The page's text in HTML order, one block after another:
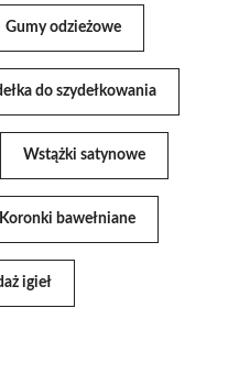
Gumy odzieżowe
do szydełkowania
Wstążki satynowe
Koronki bawełniane
igieł